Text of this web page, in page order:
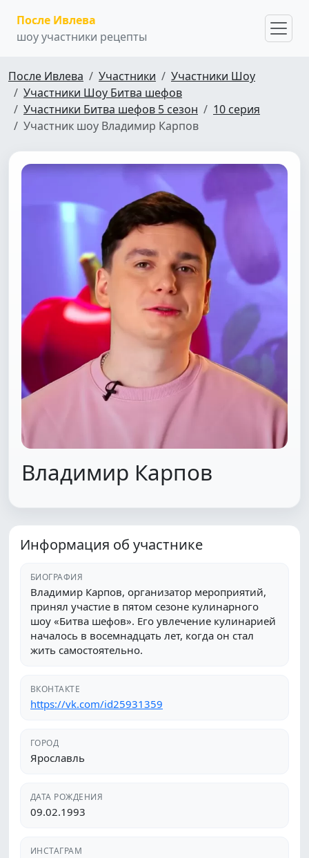
После Ивлева
шоу участники рецепты
После Ивлева Участники
Участники Шоу
Участники Шоу Битва шефов
Участники Битва шефов 5 сезон
10 серия
Участник шоу Владимир Карпов
Владимир Карпов
Информация об участнике
БИОГРАФИЯ
Владимир Карпов, организатор мероприятий,
принял участие в пятом сезоне кулинарного
шоу «Битва шефов». Его увлечение кулинарией
началось в восемнадцать лет, когда он стал
жить самостоятельно.
ВКОНТАКТЕ
https://vk.com/id25931359
ГОРОД
Ярославль
ДАТА РОЖДЕНИЯ
09.02.1993
ИНСТАГРАМ